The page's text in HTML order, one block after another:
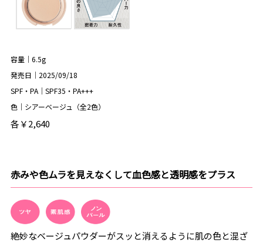
容量｜6.5g
発売日｜2025/09/18
SPF・PA｜SPF35・PA+++
色｜シアーベージュ（全2色）
各￥2,640
赤みや色ムラを見えなくして血色感と透明感をプラス
絶妙なベージュパウダーがスッと消えるように肌の色と混ざ